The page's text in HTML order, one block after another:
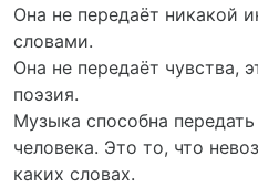
Она не передаёт никакой
словами.
Она не передаёт чувства,
поэзия.
Музыка способна
человека. Это то, что
каких словах.